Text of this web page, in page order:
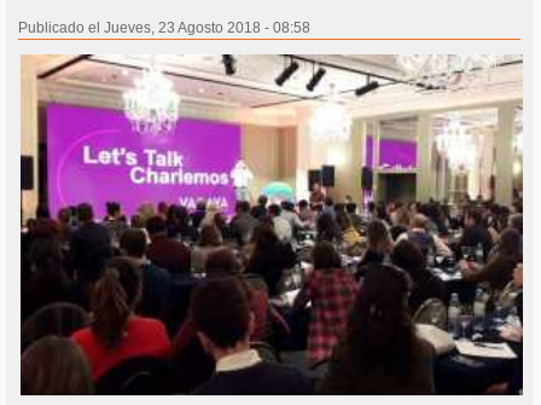
Publicado el Jueves, 23 Agosto 2018 - 08:58